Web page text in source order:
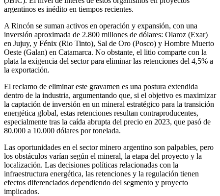
argentinos es inédito en tiempos recientes.
A Rincón se suman activos en operación y expansión, con una
inversión aproximada de 2.800 millones de dólares: Olaroz (Exar)
en Jujuy, y Fénix (Rio Tinto), Sal de Oro (Posco) y Hombre Muerto
Oeste (Galan) en Catamarca. No obstante, el litio comparte con la
plata la exigencia del sector para eliminar las retenciones del 4,5% a
la exportación.
El reclamo de eliminar este gravamen es una postura extendida
dentro de la industria, argumentando que, si el objetivo es maximizar
la captación de inversión en un mineral estratégico para la transición
energética global, estas retenciones resultan contraproducentes,
especialmente tras la caída abrupta del precio en 2023, que pasó de
80.000 a 10.000 dólares por tonelada.
Las oportunidades en el sector minero argentino son palpables, pero
los obstáculos varían según el mineral, la etapa del proyecto y la
localización. Las decisiones políticas relacionadas con la
infraestructura energética, las retenciones y la regulación tienen
efectos diferenciados dependiendo del segmento y proyecto
implicados.